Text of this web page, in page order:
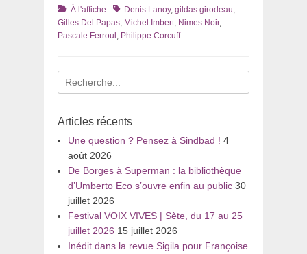
Catégories
À l'affiche TagsDenis Lanoy, gildas girodeau
Gilles Del Papas Michel Imbert Nimes Noir,
Pascale Ferroul Philippe Corcuff
Recherche
pour
Articles récents
Une question ? Pensez à Sindbad ! 4
août 2026
De Borges à Superman : la bibliothèque
d’Umberto Eco s’ouvre enfin au public 30
juillet 2026
Festival VOIX VIVES | Sète, du 17 au 25
juillet 2026 15 juillet 2026
Inédit dans la revue Sigila pour Françoise